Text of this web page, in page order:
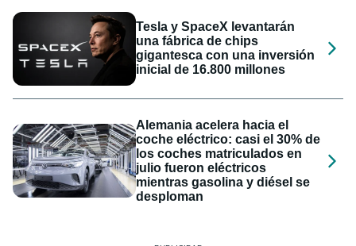
Tesla y SpaceX levantarán
una fábrica de chips
gigantesca con una inversión
inicial de 16.800 millones
Alemania acelera hacia el
coche eléctrico: casi el 30% de
los coches matriculados en
julio fueron eléctricos
mientras gasolina y diésel se
desploman